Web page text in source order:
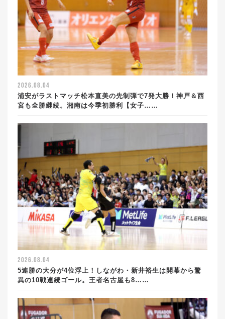
2026.08.04
浦安がラストマッチ松本直美の先制弾で7発大勝！神戸＆西
宮も全勝継続。湘南は今季初勝利【女子……
2026.08.04
5連勝の大分が4位浮上！しながわ・新井裕生は開幕から驚
異の10戦連続ゴール。王者名古屋も8……